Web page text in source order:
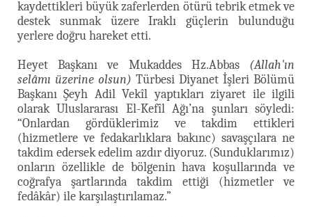
kaydettikleri büyük zaferlerden ötürü tebrik etmek ve
destek sunmak üzere Iraklı güçlerin bulunduğu
yerlere doğru hareket etti.
Heyet Başkanı ve Mukaddes Hz.Abbas (Allah'ın
selâmı üzerine olsun) Türbesi Diyanet İşleri Bölümü
Başkanı Şeyh Adil Vekîl yaptıkları ziyaret ile ilgili
olarak Uluslararası El-Kefîl Ağı’na şunları söyledi:
“Onlardan gördüklerimiz ve takdim ettikleri
(hizmetlere ve fedakarlıklara bakınc) savaşçılara ne
takdim edersek edelim azdır diyoruz. (Sunduklarımız)
onların özellikle de bölgenin hava koşullarında ve
coğrafya şartlarında takdim ettiği (hizmetler ve
fedâkâr) ile karşılaştırılamaz.”